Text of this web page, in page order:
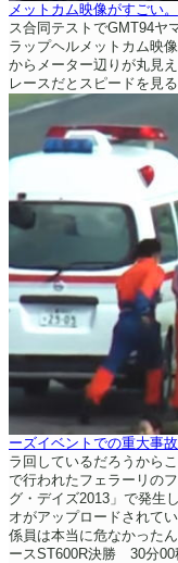
メットカム映像がすごい。
ス合同テストでGMT94ヤ
ラップヘルメットカム映
からメーター辺りが丸見
レースだとスピードを見
ーズイベントでの重大事
ラ回しているだろうから
で行われたフェラーリの
グ・デイズ2013」で発生
オがアップロードされて
係員は本当に危なかったん
ースST600R決勝 30分00